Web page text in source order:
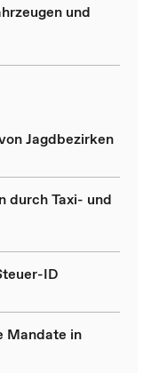
und
Jagdbezirken
durch Taxi- und
ID
Mandate in